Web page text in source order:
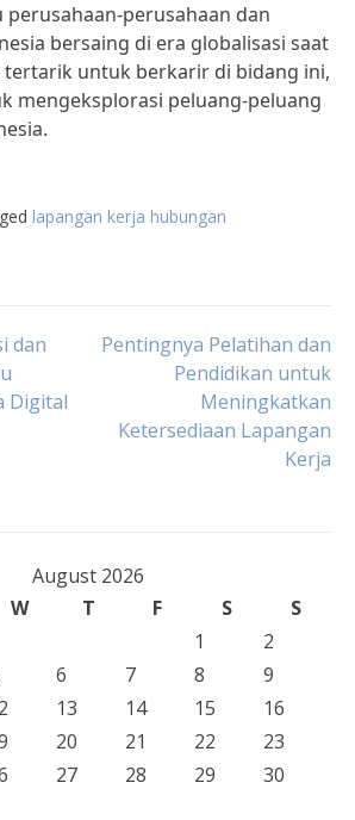
perusahaan dan
bersaing di era globalisasi saat
tertarik untuk berkarir di bidang ini,
mengeksplorasi peluang-peluang
lapangan kerja hubungan
dan
Digital
Pentingnya Pelatihan dan
Pendidikan untuk
Meningkatkan
Ketersediaan Lapangan
Kerja
August 2026
W T F S
S
1
2
6 7 8
9
13 14 15
16
20 21 22
23
27 28 29
30